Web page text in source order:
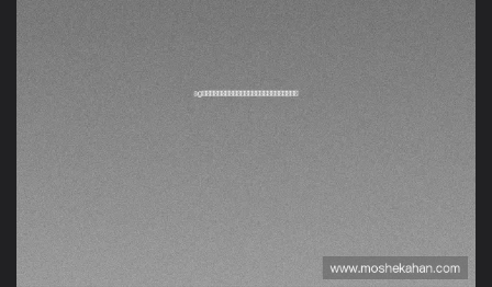
Ag亚娱集团利用先进技术
实现世界杯直播高清流畅
观看体验